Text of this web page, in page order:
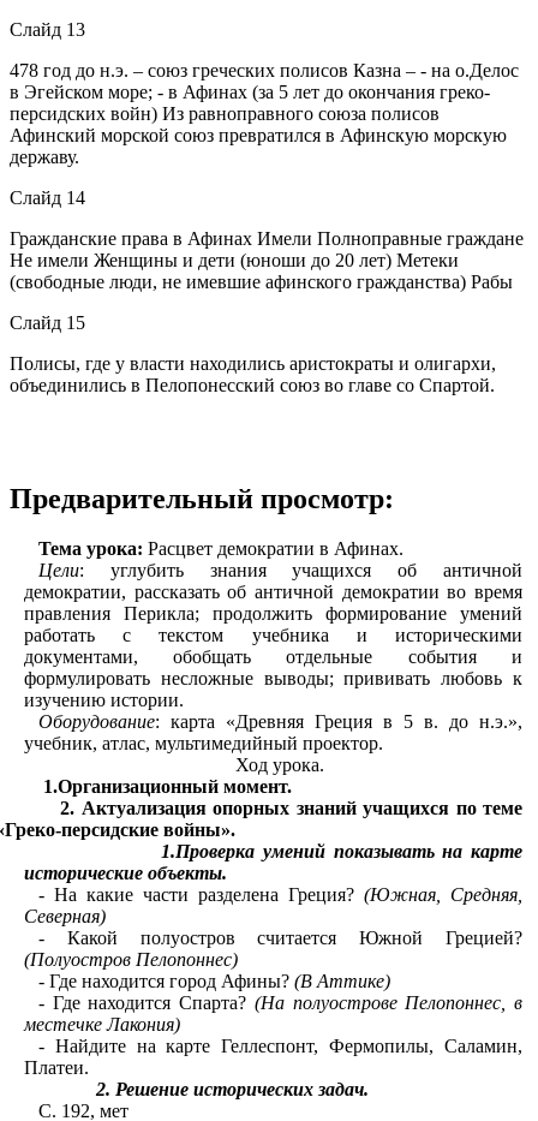
Слайд 13
478 год до н.э. – союз греческих полисов Казна – - на о.Делос
в Эгейском море; - в Афинах (за 5 лет до окончания греко-
персидских войн) Из равноправного союза полисов
Афинский морской союз превратился в Афинскую морскую
державу.
Слайд 14
Гражданские права в Афинах Имели Полноправные граждане
Не имели Женщины и дети (юноши до 20 лет) Метеки
(свободные люди, не имевшие афинского гражданства) Рабы
Слайд 15
Полисы, где у власти находились аристократы и олигархи,
объединились в Пелопонесский союз во главе со Спартой.
Предварительный просмотр:
Тема урока: Расцвет демократии в Афинах.
Цели: углубить знания учащихся об античной
демократии, рассказать об античной демократии во время
правления Перикла; продолжить формирование умений
работать с текстом учебника и историческими
документами, обобщать отдельные события и
формулировать несложные выводы; прививать любовь к
изучению истории.
Оборудование: карта «Древняя Греция в 5 в. до н.э.»,
учебник, атлас, мультимедийный проектор.
Ход урока.
момент.
Актуализация опорных знаний учащихся по теме
персидские войны».
1.Проверка умений показывать на карте
исторические объекты.
- На какие части разделена Греция? (Южная, Средняя,
Северная)
- Какой полуостров считается Южной Грецией?
(Полуостров Пелопоннес)
- Где находится город Афины? (В Аттике)
- Где находится Спарта? (На полуострове Пелопоннес, в
местечке Лакония)
- Найдите на карте Геллеспонт, Фермопилы, Саламин,
Платеи.
2. Решение исторических задач.
С. 192, мет